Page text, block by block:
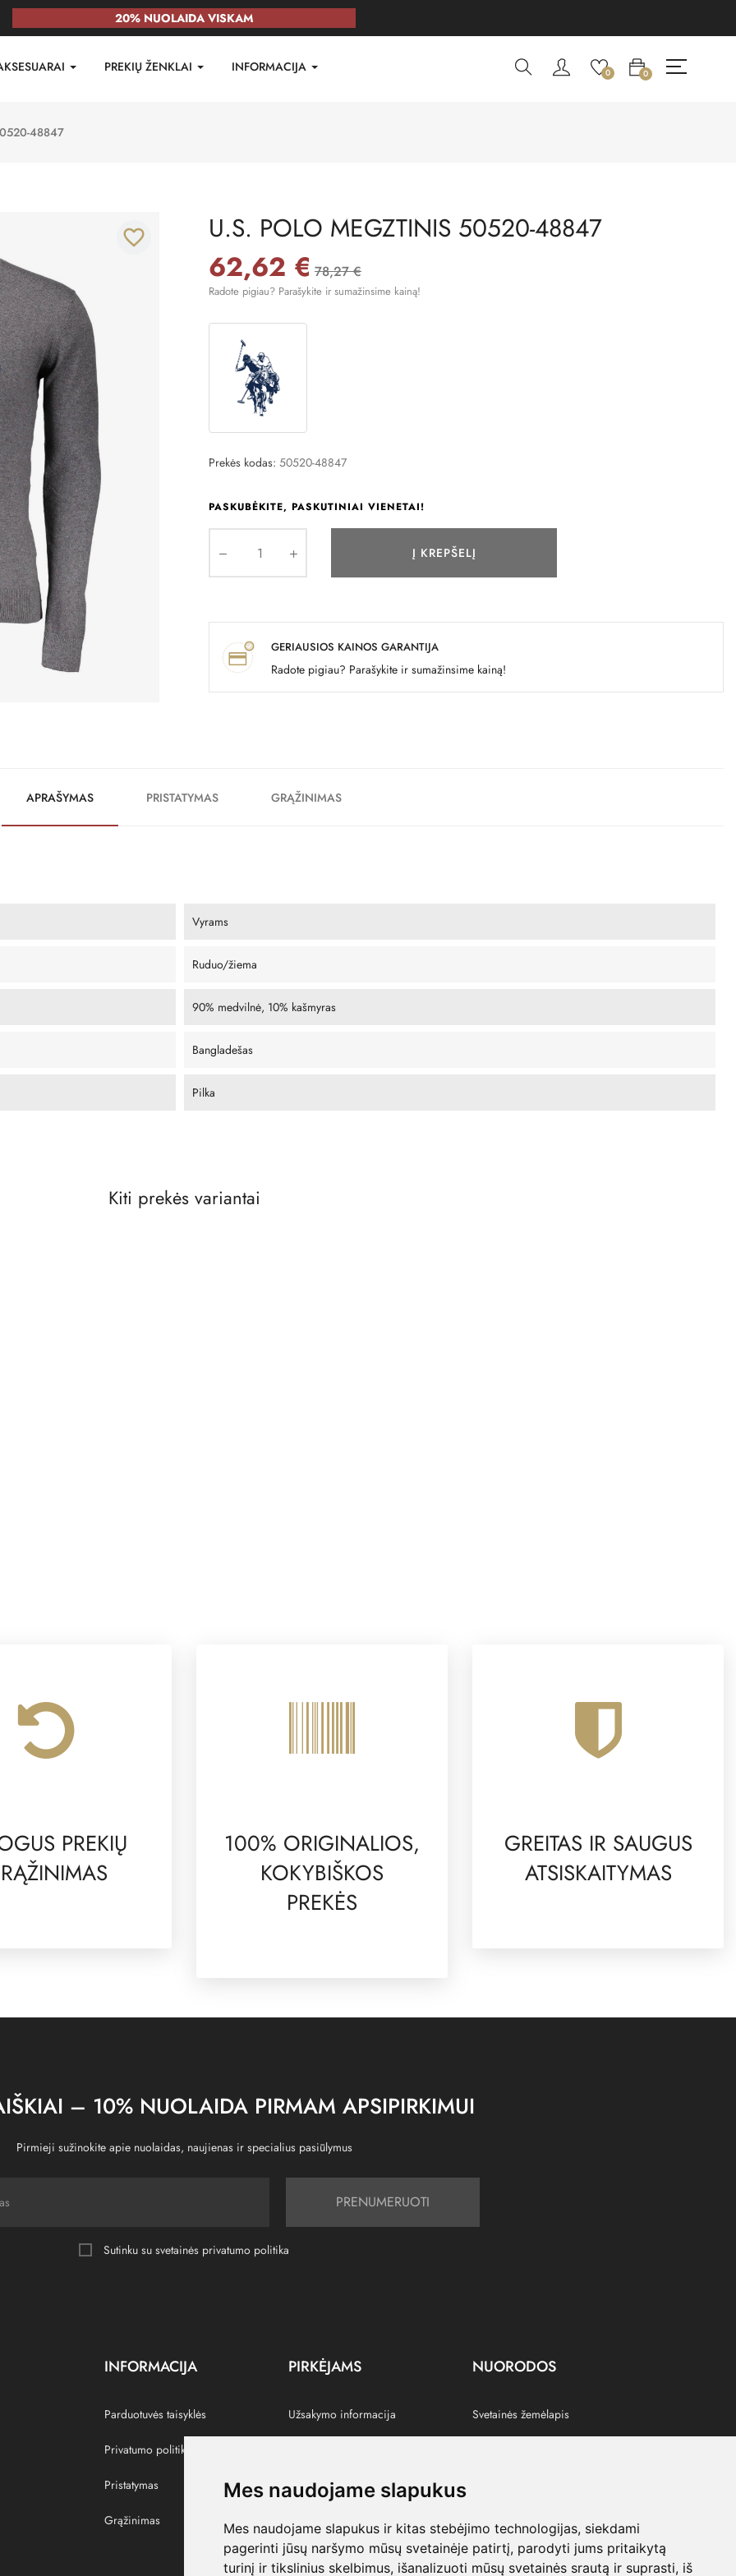
Mes naudojame slapukus
Mes naudojame slapukus ir kitas stebėjimo technologijas, siekdami
pagerinti jūsų naršymo mūsų svetainėje patirtį, parodyti jums pritaikytą
turinį ir tikslinius skelbimus, išanalizuoti mūsų svetainės srautą ir suprasti, iš
20% NUOLAIDA VISKAM
PREKIŲ ŽENKLAI INFORMACIJA 0 0
48847
favorite_border U.S. POLO MEGZTINIS 50520-48847
62,62 € 78,27 €
Radote pigiau? Parašykite ir sumažinsime kainą!
Prekės kodas: 50520-48847
PASKUBĖKITE, PASKUTINIAI VIENETAI!
Į KREPŠELĮ
GERIAUSIOS KAINOS GARANTIJA
Radote pigiau? Parašykite ir sumažinsime kainą!
APRAŠYMAS PRISTATYMAS GRĄŽINIMAS
Vyrams
Ruduo/žiema
90% medvilnė, 10% kašmyras
Bangladešas
Pilka
Kiti prekės variantai
PREKIŲ
100% ORIGINALIOS,
KOKYBIŠKOS
PREKĖS
GREITAS IR SAUGUS
ATSISKAITYMAS
– 10% NUOLAIDA PIRMAM APSIPIRKIMUI
Pirmieji sužinokite apie nuolaidas, naujienas ir specialius pasiūlymus
PRENUMERUOTI
Sutinku su svetainės privatumo politika
INFORMACIJA
Parduotuvės taisyklės
Privatumo politika
Pristatymas
Grąžinimas
PIRKĖJAMS
Užsakymo informacija
Paskyra
Pamėgtos prekės
NUORODOS
Svetainės žemėlapis